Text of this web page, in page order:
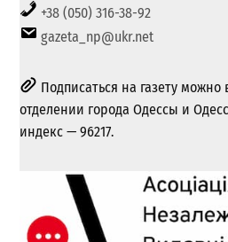
+38 (050) 316-38-92
gazeta_np@ukr.net
Подписаться на газету
отделении города Одессы и
индекс — 96217.